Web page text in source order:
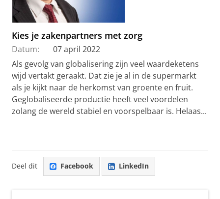
Kies je zakenpartners met zorg
Datum:
07 april 2022
Als gevolg van globalisering zijn veel waardeketens
wijd vertakt geraakt. Dat zie je al in de supermarkt
als je kijkt naar de herkomst van groente en fruit.
Geglobaliseerde productie heeft veel voordelen
zolang de wereld stabiel en voorspelbaar is. Helaas...
Deel dit Facebook LinkedIn